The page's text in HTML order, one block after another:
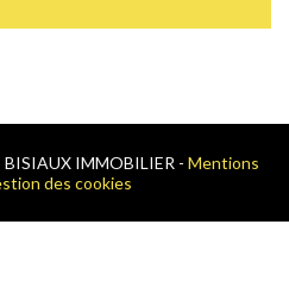
IMMOBILIER - Mentions
des cookies